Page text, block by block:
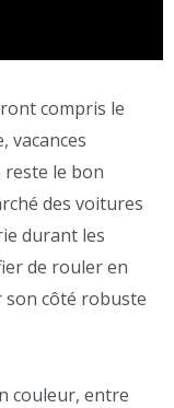
compris le
vacances
reste le bon
des voitures
durant les
de rouler en
son côté robuste
couleur, entre